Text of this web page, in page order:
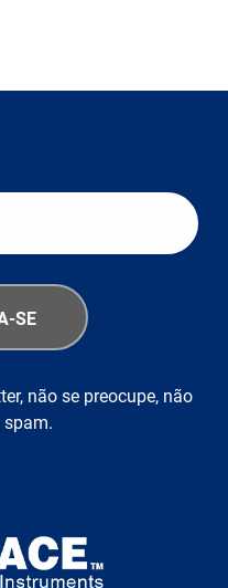
não se preocupe, não
spam.